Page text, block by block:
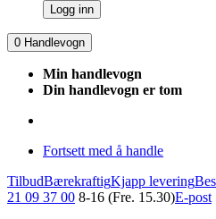
Logg inn
0 Handlevogn
Min handlevogn
Din handlevogn er tom
Fortsett med å handle
TilbudBærekraftigKjapp levering
21 09 37 00 8-16 (Fre. 15.30)E-post